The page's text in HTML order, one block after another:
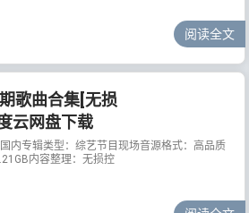
阅读全文
歌曲合集[无损
云网盘下载
内专辑类型：综艺节目现场音源格式：高品质
内容整理：无损控